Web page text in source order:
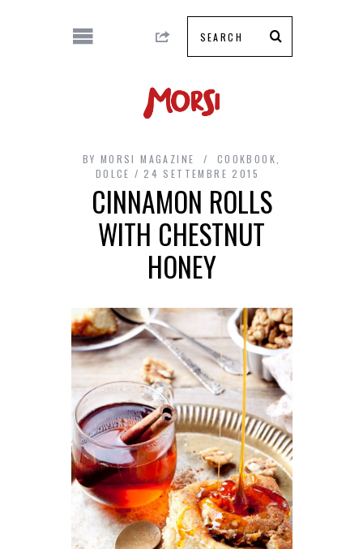
BY MORSI MAGAZINE COOKBOOK,
DOLCE
24 SETTEMBRE 2015
CINNAMON ROLLS
WITH CHESTNUT
HONEY